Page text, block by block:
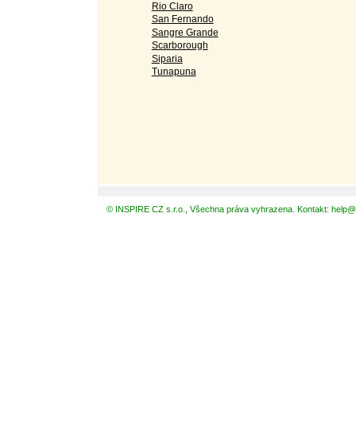
Rio Claro
San Fernando
Sangre Grande
Scarborough
Siparia
Tunapuna
© INSPIRE CZ s.r.o., Všechna práva vyhrazena. Kontakt: